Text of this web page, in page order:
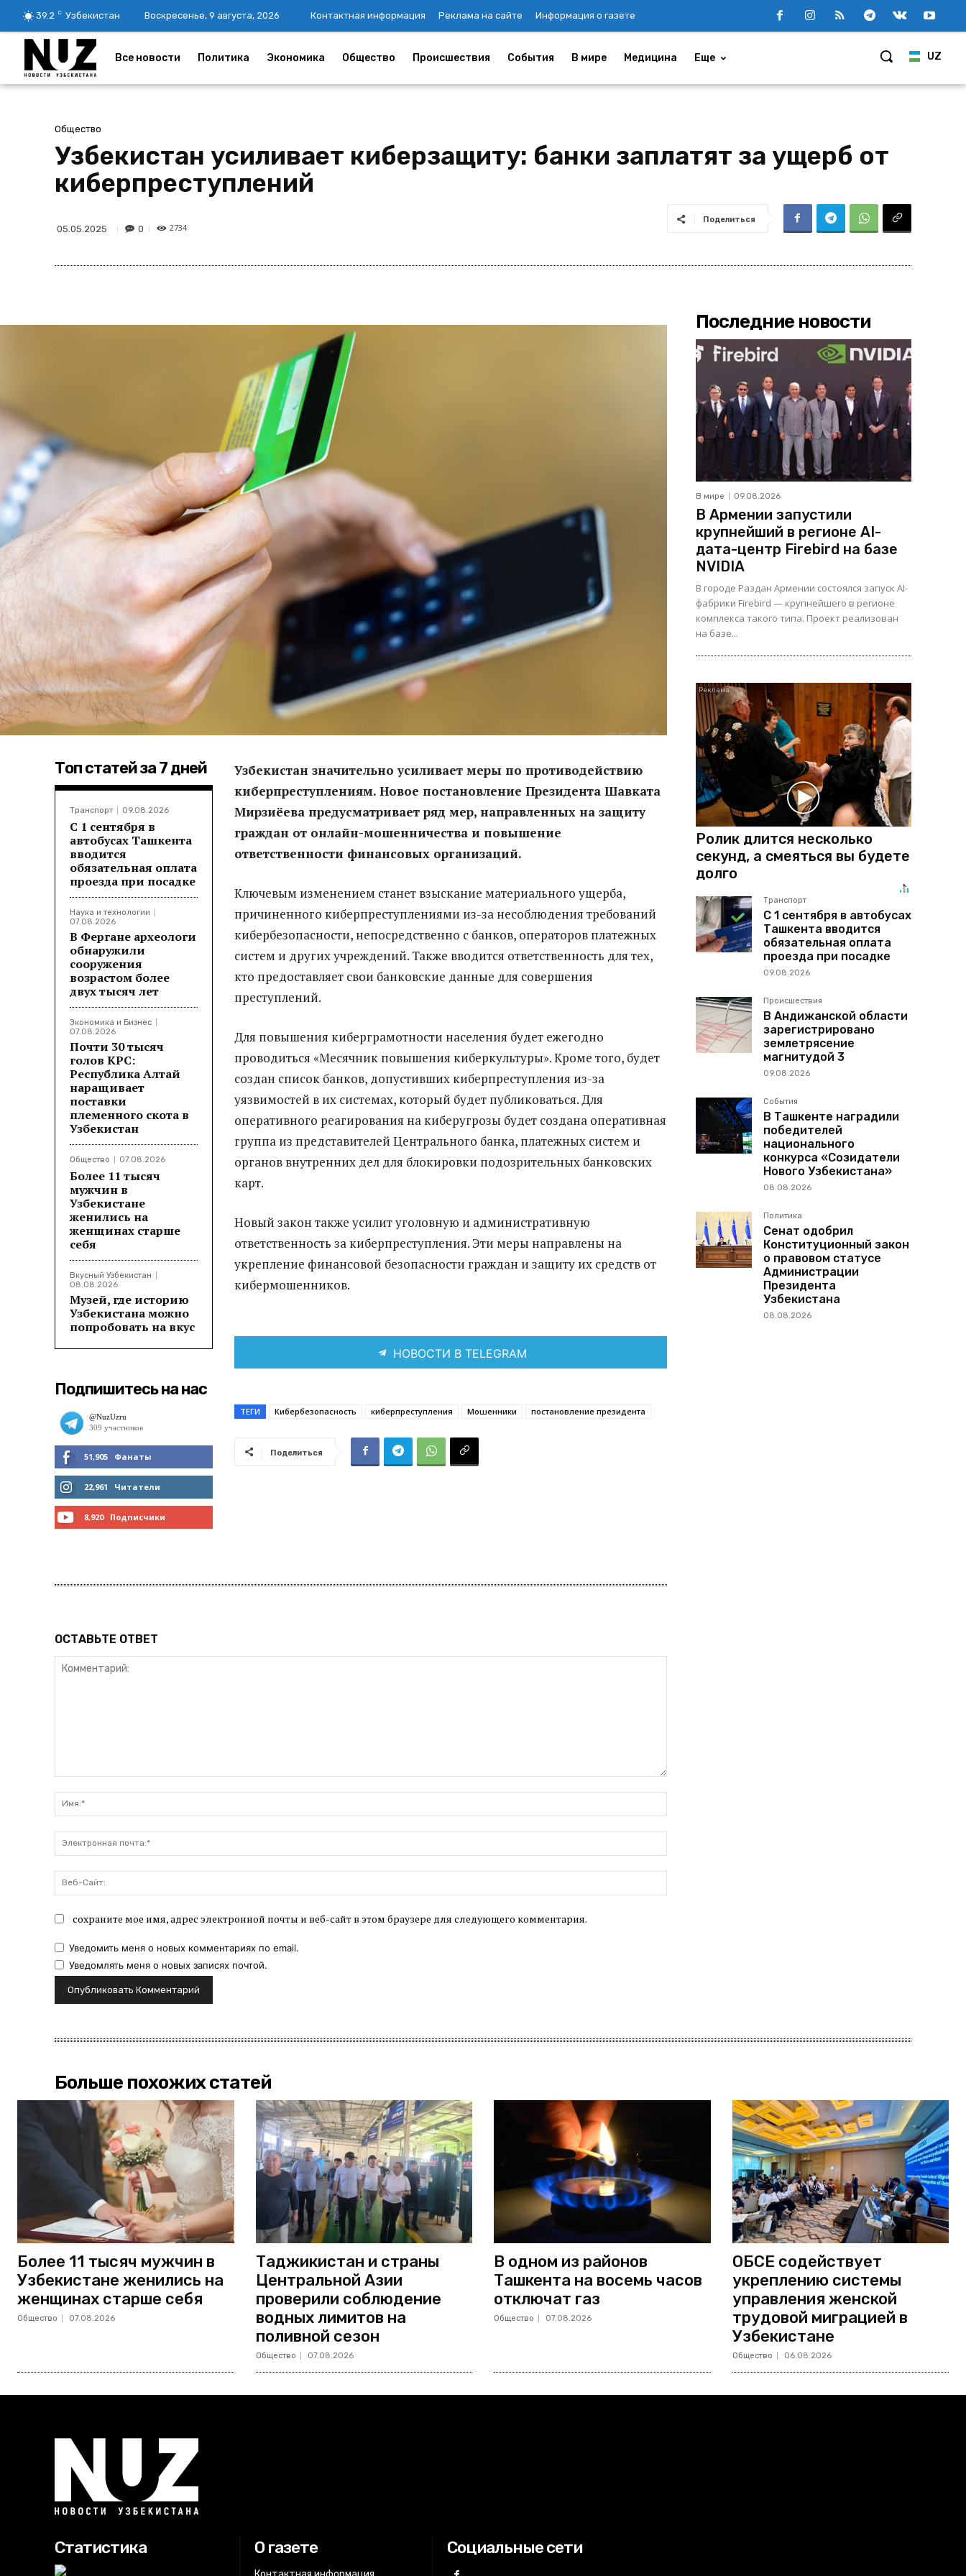
39.2 C Узбекистан Воскресенье, 9 августа, 2026 Контактная информация Реклама на сайте Информация о газете
UZ
Все новости Политика Экономика Общество Происшествия События В мире Медицина Еще
Общество
Узбекистан усиливает киберзащиту: банки заплатят за ущерб от
киберпреступлений
05.05.2025 0 2734
Поделиться
Топ статей за 7 дней
Транспорт 09.08.2026
С 1 сентября в
автобусах Ташкента
вводится
обязательная оплата
проезда при посадке
Наука и технологии
07.08.2026
В Фергане археологи
обнаружили
сооружения
возрастом более
двух тысяч лет
Экономика и Бизнес
07.08.2026
Почти 30 тысяч
голов КРС:
Республика Алтай
наращивает
поставки
племенного скота в
Узбекистан
Общество 07.08.2026
Более 11 тысяч
мужчин в
Узбекистане
женились на
женщинах старше
себя
Вкусный Узбекистан
08.08.2026
Музей, где историю
Узбекистана можно
попробовать на вкус
Подпишитесь на нас
51,905 Фанаты
МНЕ НРАВИТСЯ
22,961 Читатели
8,920 Подписчики
Узбекистан значительно усиливает меры по противодействию
киберпреступлениям. Новое постановление Президента Шавката
Мирзиёева предусматривает ряд мер, направленных на защиту
граждан от онлайн-мошенничества и повышение
ответственности финансовых организаций.
Ключевым изменением станет взыскание материального ущерба,
причиненного киберпреступлениями из-за несоблюдения требований
кибербезопасности, непосредственно с банков, операторов платежных
систем и других учреждений. Также вводится ответственность для тех,
кто предоставляет свои банковские данные для совершения
преступлений.
Для повышения киберграмотности населения будет ежегодно
проводиться «Месячник повышения киберкультуры». Кроме того, будет
создан список банков, допустивших киберпреступления из-за
уязвимостей в их системах, который будет публиковаться. Для
оперативного реагирования на киберугрозы будет создана оперативная
группа из представителей Центрального банка, платежных систем и
органов внутренних дел для блокировки подозрительных банковских
карт.
Новый закон также усилит уголовную и административную
ответственность за киберпреступления. Эти меры направлены на
укрепление финансовой безопасности граждан и защиту их средств от
кибермошенников.
НОВОСТИ В TELEGRAM
ТЕГИ Кибербезопасность киберпреступления Мошенники постановление президента
Поделиться
ОСТАВЬТЕ ОТВЕТ
почта:*
Сайт:
сохраните мое имя, адрес электронной почты и веб-сайт в этом браузере для следующего комментария.
Уведомить меня о новых комментариях по email.
Уведомлять меня о новых записях почтой.
Последние новости
В мире 09.08.2026
В Армении запустили
крупнейший в регионе AI-
дата-центр Firebird на базе
NVIDIA
В городе Раздан Армении состоялся запуск AI-
фабрики Firebird — крупнейшего в регионе
комплекса такого типа. Проект реализован
на базе...
Ролик длится несколько
секунд, а смеяться вы будете
долго
Транспорт
С 1 сентября в автобусах
Ташкента вводится
обязательная оплата
проезда при посадке
09.08.2026
Происшествия
В Андижанской области
зарегистрировано
землетрясение
магнитудой 3
09.08.2026
События
В Ташкенте наградили
победителей
национального
конкурса «Созидатели
Нового Узбекистана»
08.08.2026
Политика
Сенат одобрил
Конституционный закон
о правовом статусе
Администрации
Президента
Узбекистана
08.08.2026
Больше похожих статей
Более 11 тысяч мужчин в
Узбекистане женились на
женщинах старше себя
Общество 07.08.2026
Таджикистан и страны
Центральной Азии
проверили соблюдение
водных лимитов на
поливной сезон
Общество 07.08.2026
В одном из районов
Ташкента на восемь часов
отключат газ
Общество 07.08.2026
ОБСЕ содействует
укреплению системы
управления женской
трудовой миграцией в
Узбекистане
Общество 06.08.2026
Статистика О газете Социальные сети